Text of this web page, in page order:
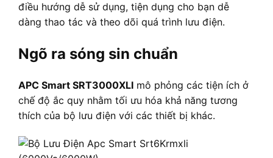
điều hướng dễ sử dụng, tiện dụng cho bạn dễ
dàng thao tác và theo dõi quá trình lưu điện.
Ngõ ra sóng sin chuẩn
APC Smart SRT3000XLI mô phỏng các tiện ích ở
chế độ ắc quy nhằm tối ưu hóa khả năng tương
thích của bộ lưu điện với các thiết bị khác.